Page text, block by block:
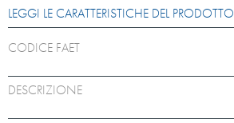
LEGGI LE CARATTERISTICHE DEL PRODOTTO
CODICE FAET
DESCRIZIONE